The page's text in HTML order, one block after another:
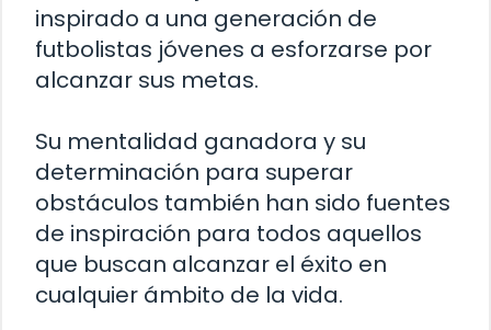
inspirado a una generación de
futbolistas jóvenes a esforzarse por
alcanzar sus metas.
Su mentalidad ganadora y su
determinación para superar
obstáculos también han sido fuentes
de inspiración para todos aquellos
que buscan alcanzar el éxito en
cualquier ámbito de la vida.